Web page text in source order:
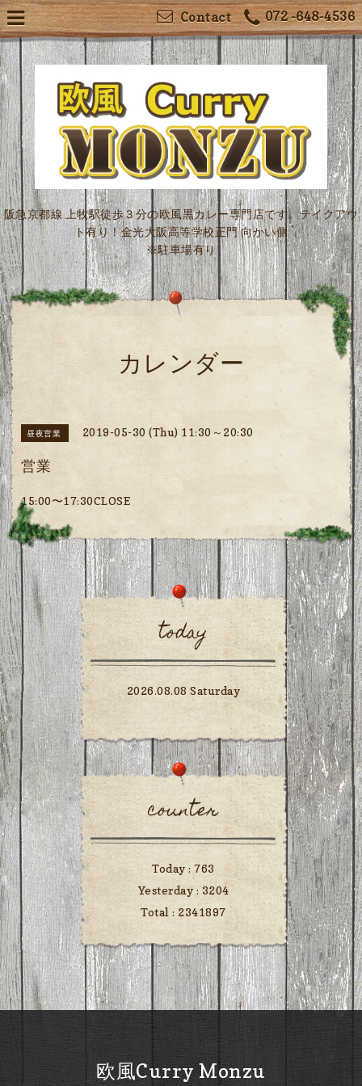
072 -648-4536
Contact
阪急京都線 上牧駅徒歩３分の欧風黒カレー専門店です。テイクアウ
ト有り！金光大阪高等学校正門 向かい側
※駐車場有り
カレンダー
昼夜営業 2019-05-30 (Thu) 11:30～20:30
営業
15:00〜17:30CLOSE
today
2026.08.08 Saturday
counter
Today :763
Yesterday : 3204
Total : 2341897
欧風Curry Monzu